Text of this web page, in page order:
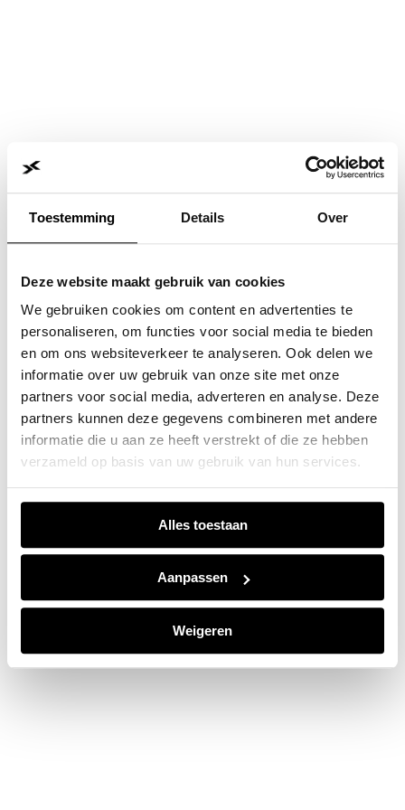
Toestemming Details Over
Deze website maakt gebruik van cookies
We gebruiken cookies om content en advertenties te
personaliseren, om functies voor social media te bieden
en om ons websiteverkeer te analyseren. Ook delen we
informatie over uw gebruik van onze site met onze
partners voor social media, adverteren en analyse. Deze
partners kunnen deze gegevens combineren met andere
informatie die u aan ze heeft verstrekt of die ze hebben
verzameld op basis van uw gebruik van hun services.
Alles toestaan
Aanpassen
Weigeren
Application error: a client-side exception has occurred while
loadingwww.jvk.nl(see the browser consolefor more
information).